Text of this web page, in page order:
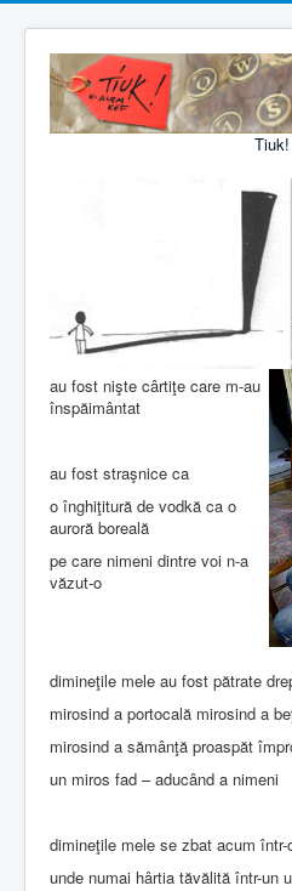
Tiuk!
au fost nişte cârtiţe care m-au
înspăimântat
au fost straşnice ca
o înghiţitură de vodkă ca o
auroră boreală
pe care nimeni dintre voi n-a
văzut-o
dimineţile mele au fost pătrate
mirosind a portocală mirosind a
mirosind a sămânţă proaspăt
un miros fad – aducând a nimeni
dimineţile mele se zbat acum
unde numai hârtia tăvălită într-un